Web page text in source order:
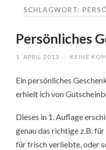
SCHLAGWORT:
Persönliches
1. APRIL 2013 / KEINE
Ein persönliches
erhielt ich von
Dieses in 1. Auflage
genau das richtige z.B.
für frisch verliebte, oder